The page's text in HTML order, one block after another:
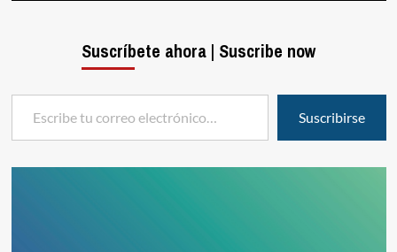
Suscríbete ahora | Suscribe now
Escribe tu correo electrónico…
Suscribirse